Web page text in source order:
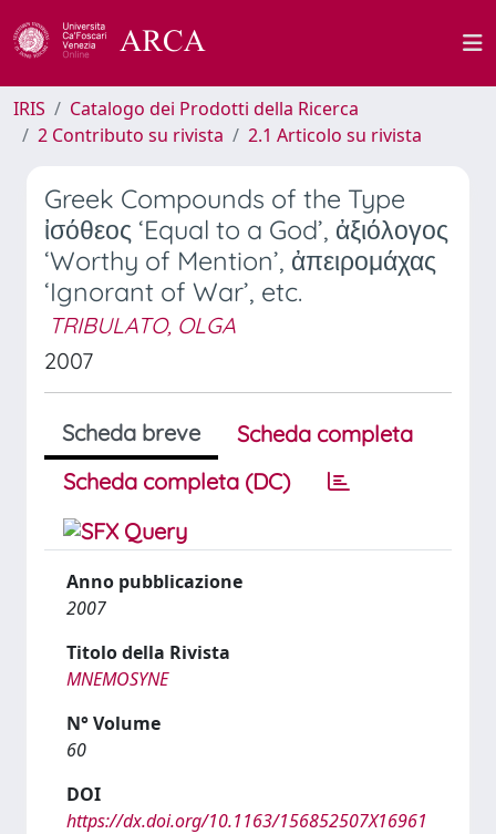
IRIS
Catalogo dei Prodotti della Ricerca
2 Contributo su rivista
2.1 Articolo su rivista
Greek Compounds of the Type
ἰσόθεος ‘Equal to a God’, ἀξιόλογος
‘Worthy of Mention’, ἀπειρομάχας
‘Ignorant of War’, etc.
TRIBULATO, OLGA
2007
Scheda breve
Scheda completa
Scheda completa (DC)
Anno pubblicazione
2007
Titolo della Rivista
MNEMOSYNE
N° Volume
60
DOI
https://dx.doi.org/10.1163/156852507X16961